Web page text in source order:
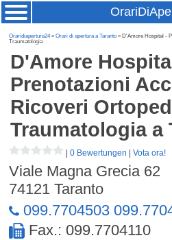
Oraridiapertura24»Orari di apertura a Taranto » D'Amore Hospital -
Traumatologia
D'Amore
Prenotazioni
Ricoveri
Traumatologiaa
|0 Bewertungen |Vota ora!
Viale Magna Grecia 62
74121 Taranto
099.7704503
Fax.: 099.7704110